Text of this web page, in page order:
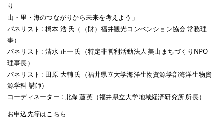
り
山・里・海のつながりから未来を考えよう」
パネリスト : 橋本 浩 氏（（財）福井観光コンベンション協会 常務理
事）
パネリスト : 清水 正一 氏（特定非営利活動法人 美山まちづくりNPO
理事長）
パネリスト : 田原 大輔 氏（福井県立大学海洋生物資源学部海洋生物資
源学科 講師）
コーディネーター : 北條 蓮英（福井県立大学地域経済研究所 所長）
お申込先等はこちら